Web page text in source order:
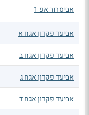
אביסרור אפ 1
אביעד פקדון אגח א
אביעד פקדון אגח ב
אביעד פקדון אגח ג
אביעד פקדון אגח ד